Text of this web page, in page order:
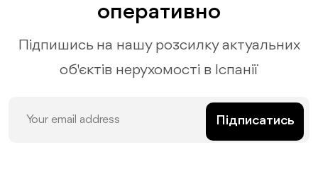
оперативно
Підпишись на нашу розсилку актуальних
об'єктів нерухомості в Іспанії
Підписатись